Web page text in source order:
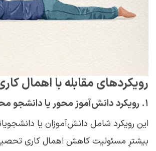
رویکردهای مقابله با اهمال
۱. رویکرد دانش‌آموز محور یا دانشجو محور
این رویکرد شامل دانش‌آموزان یا
بیشترِ مسئولیت کاهش اهمال ‌کاری